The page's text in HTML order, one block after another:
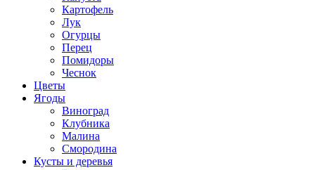
Картофель
Лук
Огурцы
Перец
Помидоры
Чеснок
Цветы
Ягоды
Виноград
Клубника
Малина
Смородина
Кусты и деревья